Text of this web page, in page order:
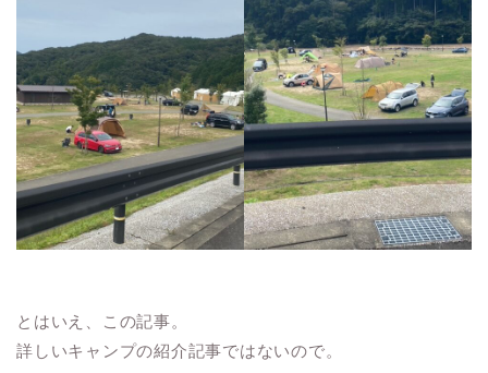
とはいえ、この記事。
詳しいキャンプの紹介記事ではないので。